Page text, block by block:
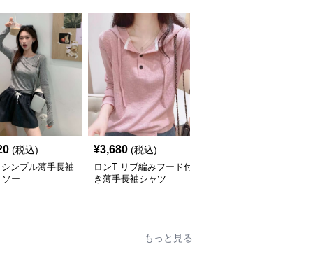
(税込)
ンプル薄手長袖
ソー
¥3,680 (税込)
ロンT リブ編みフード付
き薄手長袖シャツ
もっと見る